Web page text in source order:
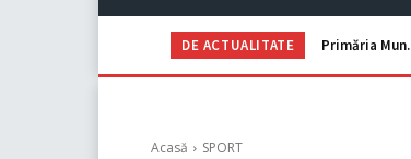
DE ACTUALITATE Primăria
Acasă SPORT